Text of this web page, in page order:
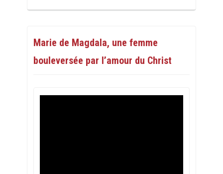
Marie de Magdala, une femme
bouleversée par l’amour du Christ